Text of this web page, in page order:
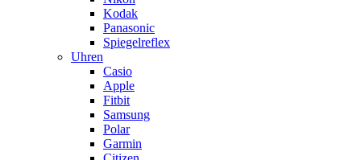
Kodak
Panasonic
Spiegelreflex
Uhren
Casio
Apple
Fitbit
Samsung
Polar
Garmin